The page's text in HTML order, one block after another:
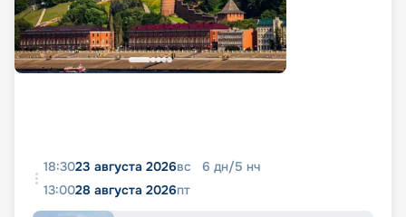
18:3023 августа 2026вс 6 дн/5 нч
13:0028 августа 2026пт